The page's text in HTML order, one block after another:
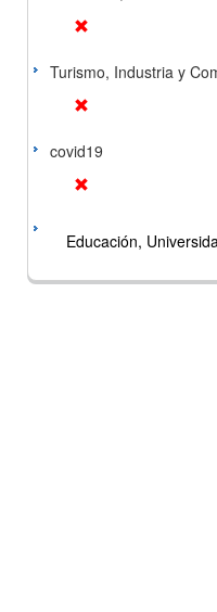
Turismo, Industria y
covid19
Educación,